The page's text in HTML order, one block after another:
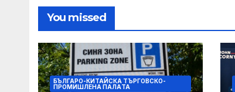
You missed
БЪЛГАРО-КИТАЙСКА ТЪРГОВСКО-
ПРОМИШЛЕНА ПАЛAТА